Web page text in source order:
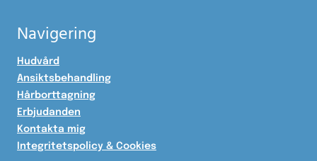
Navigering
Hudvård
Ansiktsbehandling
Hårborttagning
Erbjudanden
Kontakta mig
Integritetspolicy & Cookies